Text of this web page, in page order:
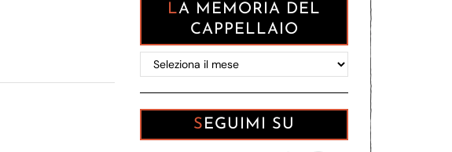
LA MEMORIA DEL
CAPPELLAIO
memoria
del
Cappellaio
SEGUIMI SU